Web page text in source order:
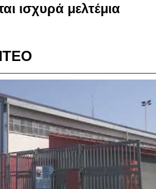
ισχυρά μελτέμια